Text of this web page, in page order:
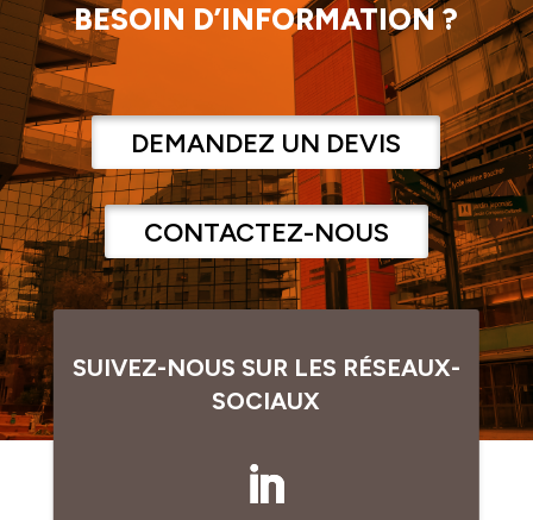
BESOIN D’INFORMATION ?
DEMANDEZ UN DEVIS
CONTACTEZ-NOUS
SUIVEZ-NOUS SUR LES RÉSEAUX-
SOCIAUX